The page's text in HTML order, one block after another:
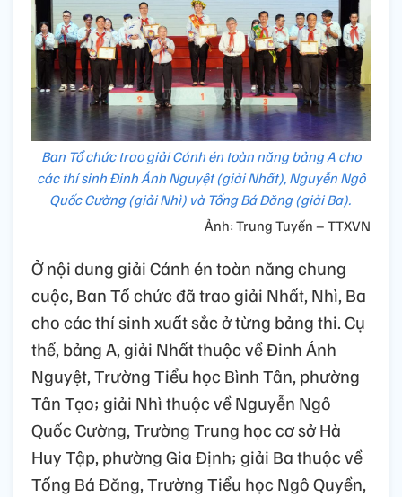
Ban Tổ chức trao giải Cánh én toàn năng bảng A cho
các thí sinh Đinh Ánh Nguyệt (giải Nhất), Nguyễn Ngô
Quốc Cường (giải Nhì) và Tống Bá Đăng (giải Ba).
Ảnh: Trung Tuyến – TTXVN
Ở nội dung giải Cánh én toàn năng chung
cuộc, Ban Tổ chức đã trao giải Nhất, Nhì, Ba
cho các thí sinh xuất sắc ở từng bảng thi. Cụ
thể, bảng A, giải Nhất thuộc về Đinh Ánh
Nguyệt, Trường Tiểu học Bình Tân, phường
Tân Tạo; giải Nhì thuộc về Nguyễn Ngô
Quốc Cường, Trường Trung học cơ sở Hà
Huy Tập, phường Gia Định; giải Ba thuộc về
Tống Bá Đăng, Trường Tiểu học Ngô Quyền,